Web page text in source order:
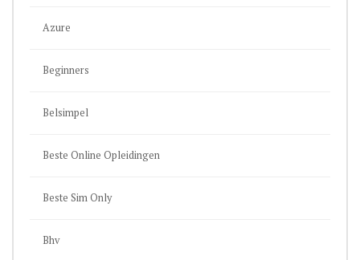
Azure
Beginners
Belsimpel
Beste Online Opleidingen
Beste Sim Only
Bhv